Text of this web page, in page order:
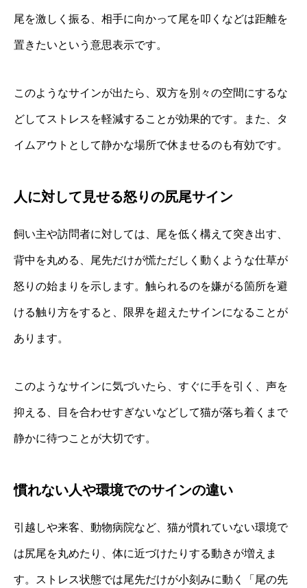
尾を激しく振る、相手に向かって尾を叩くなどは距離を
置きたいという意思表示です。
このようなサインが出たら、双方を別々の空間にするな
どしてストレスを軽減することが効果的です。また、タ
イムアウトとして静かな場所で休ませるのも有効です。
人に対して見せる怒りの尻尾サイン
飼い主や訪問者に対しては、尾を低く構えて突き出す、
背中を丸める、尾先だけが慌ただしく動くような仕草が
怒りの始まりを示します。触られるのを嫌がる箇所を避
ける触り方をすると、限界を超えたサインになることが
あります。
このようなサインに気づいたら、すぐに手を引く、声を
抑える、目を合わせすぎないなどして猫が落ち着くまで
静かに待つことが大切です。
慣れない人や環境でのサインの違い
引越しや来客、動物病院など、猫が慣れていない環境で
は尻尾を丸めたり、体に近づけたりする動きが増えま
す。ストレス状態では尾先だけが小刻みに動く「尾の先